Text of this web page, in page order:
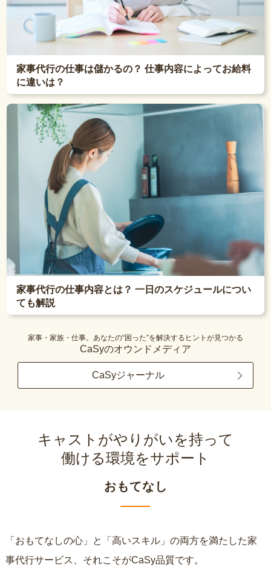
家事代行の仕事は儲かるの？ 仕事内容によってお給料
に違いは？
家事代行の仕事内容とは？ 一日のスケジュールについ
ても解説
家事・家族・仕事。あなたの“困った”を解決するヒントが見つかる
CaSyのオウンドメディア
CaSyジャーナル
キャストがやりがいを持って
働ける環境をサポート
おもてなし
「おもてなしの心」と「高いスキル」の両方を満たした家
事代行サービス、それこそがCaSy品質です。